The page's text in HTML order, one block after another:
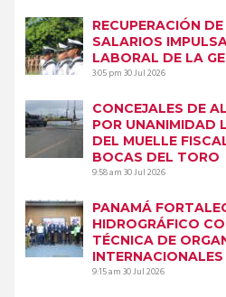
RECUPERACIÓN
SALARIOS
LABORAL DE LA
3:05 pm30 Jul 2026
CONCEJALES DE
POR UNANIMIDAD
DEL MUELLE
BOCAS DEL TORO
9:58 am30 Jul 2026
PANAMÁ
HIDROGRÁFICO
TÉCNICA DE
INTERNACIONALES
9:15 am30 Jul 2026